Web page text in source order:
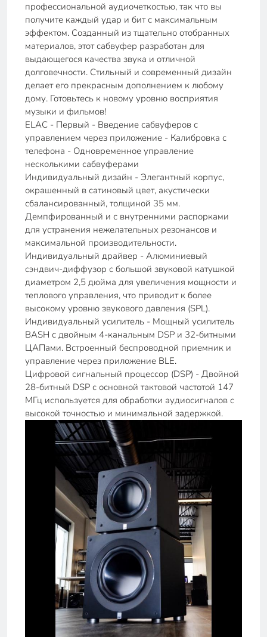
профессиональной аудиочеткостью, так что вы
получите каждый удар и бит с максимальным
эффектом. Созданный из тщательно отобранных
материалов, этот сабвуфер разработан для
выдающегося качества звука и отличной
долговечности. Стильный и современный дизайн
делает его прекрасным дополнением к любому
дому. Готовьтесь к новому уровню восприятия
музыки и фильмов!
ELAC - Первый - Введение сабвуферов с
управлением через приложение - Калибровка с
телефона - Одновременное управление
несколькими сабвуферами
Индивидуальный дизайн - Элегантный корпус,
окрашенный в сатиновый цвет, акустически
сбалансированный, толщиной 35 мм.
Демпфированный и с внутренними распорками
для устранения нежелательных резонансов и
максимальной производительности.
Индивидуальный драйвер - Алюминиевый
сэндвич-диффузор с большой звуковой катушкой
диаметром 2,5 дюйма для увеличения мощности и
теплового управления, что приводит к более
высокому уровню звукового давления (SPL).
Индивидуальный усилитель - Мощный усилитель
BASH с двойным 4-канальным DSP и 32-битными
ЦАПами. Встроенный беспроводной приемник и
управление через приложение BLE.
Цифровой сигнальный процессор (DSP) - Двойной
28-битный DSP с основной тактовой частотой 147
МГц используется для обработки аудиосигналов с
высокой точностью и минимальной задержкой.